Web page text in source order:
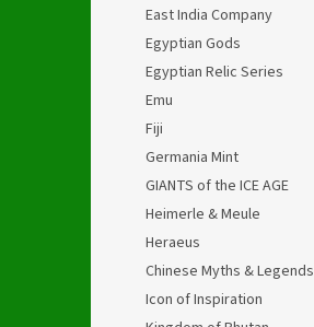
East India Company
Egyptian Gods
Egyptian Relic Series
Emu
Fiji
Germania Mint
GIANTS of the ICE AGE
Heimerle & Meule
Heraeus
Chinese Myths & Legends
Icon of Inspiration